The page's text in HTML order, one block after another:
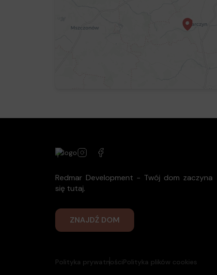
Redmar Development - Twój dom zaczyna
się tutaj.
ZNAJDŹ DOM
Polityka prywatnościPolityka plików cookies